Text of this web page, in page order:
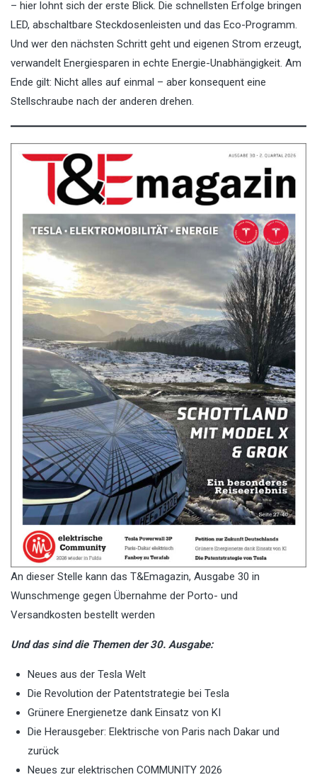
– hier lohnt sich der erste Blick. Die schnellsten Erfolge bringen
LED, abschaltbare Steckdosenleisten und das Eco-Programm.
Und wer den nächsten Schritt geht und eigenen Strom erzeugt,
verwandelt Energiesparen in echte Energie-Unabhängigkeit. Am
Ende gilt: Nicht alles auf einmal – aber konsequent eine
Stellschraube nach der anderen drehen.
An dieser Stelle kann das T&Emagazin, Ausgabe 30 in
Wunschmenge gegen Übernahme der Porto- und
Versandkosten bestellt werden
Und das sind die Themen der 30. Ausgabe:
Neues aus der Tesla Welt
Die Revolution der Patentstrategie bei Tesla
Grünere Energienetze dank Einsatz von KI
Die Herausgeber: Elektrische von Paris nach Dakar und
zurück
Neues zur elektrischen COMMUNITY 2026